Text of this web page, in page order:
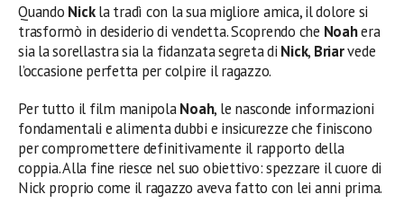
Quando Nickla tradì con la sua migliore amica, il dolore si
trasformò in desiderio di vendetta. Scoprendo che Noahera
sia la sorellastra sia la fidanzata segreta di Nick, Briarvede
l’occasione perfetta per colpire il ragazzo.
Per tutto il film manipolaNoah, le nasconde informazioni
fondamentali e alimenta dubbi e insicurezze che finiscono
per compromettere definitivamente il rapporto della
coppia. Alla fine riesce nel suo obiettivo: spezzare il cuore di
Nick proprio come il ragazzo aveva fatto con lei anni prima.